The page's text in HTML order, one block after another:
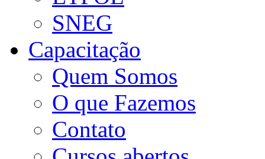
SNEG
Capacitação
Quem Somos
O que Fazemos
Contato